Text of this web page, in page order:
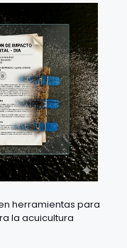
herramientas para
la acuicultura